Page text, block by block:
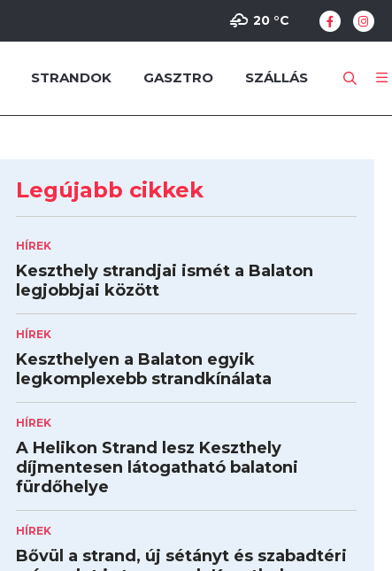
20 °C
STRANDOK GASZTRO SZÁLLÁS
Legújabb cikkek
HÍREK
Keszthely strandjai ismét a Balaton
legjobbjai között
HÍREK
Keszthelyen a Balaton egyik
legkomplexebb strandkínálata
HÍREK
A Helikon Strand lesz Keszthely
díjmentesen látogatható balatoni
fürdőhelye
HÍREK
Bővül a strand, új sétányt és szabadtéri